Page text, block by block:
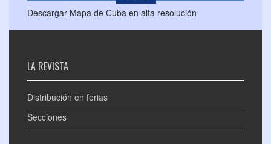
Descargar Mapa de Cuba en alta resolución
LA REVISTA
Distribución en ferias
Secciones